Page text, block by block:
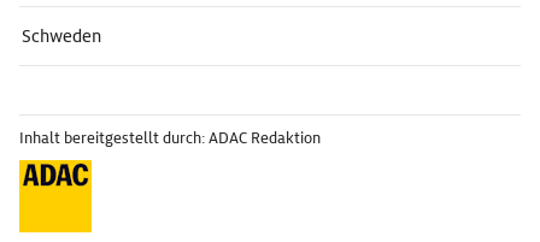
Schweden
Inhalt bereitgestellt durch: ADAC Redaktion